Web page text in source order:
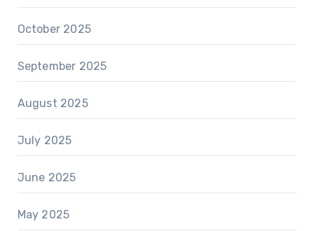
October 2025
September 2025
August 2025
July 2025
June 2025
May 2025